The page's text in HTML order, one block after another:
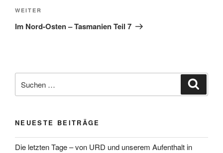
Nächster
Beitrag
WEITER
Im Nord-Osten – Tasmanien Teil 7
nach:
NEUESTE BEITRÄGE
Die letzten Tage – von URD und unserem Aufenthalt in